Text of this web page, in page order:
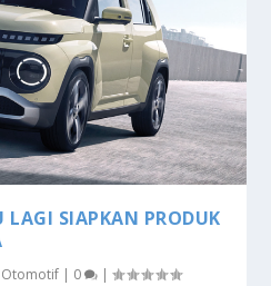
SIAPKAN PRODUK
Otomotif | 0 |